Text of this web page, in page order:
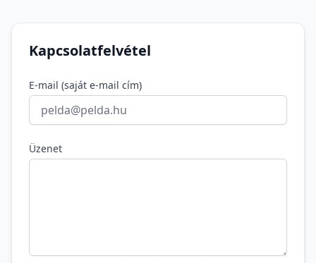
Kapcsolatfelvétel
E-mail (saját e-mail cím)
Üzenet